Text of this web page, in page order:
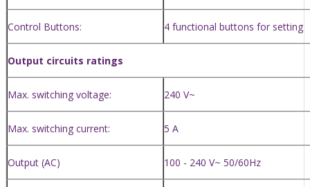
Control Buttons: 4 functional buttons for setting
Output circuits ratings
Max. switching voltage: 240 V~
Max. switching current: 5 A
Output (AC) 100 - 240 V~ 50/60Hz